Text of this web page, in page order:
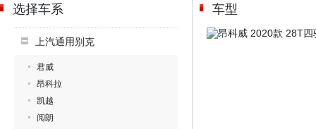
选择车系
上汽通用别克
君威
昂科拉
凯越
阅朗
车型